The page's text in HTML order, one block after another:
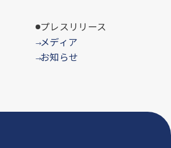
プレスリリース
→メディア
→お知らせ